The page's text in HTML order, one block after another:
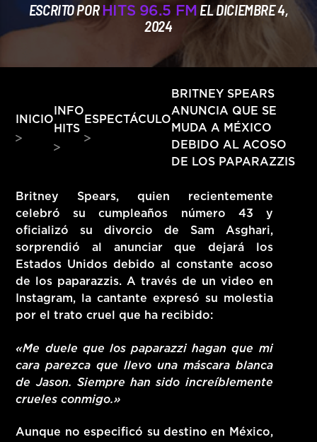
ESCRITO POR HITS 96.5 FM EL DICIEMBRE 4,
2024
INICIO
INFO
HITS
ESPECTÁCULO
BRITNEY SPEARS
ANUNCIA QUE SE
MUDA A MÉXICO
DEBIDO AL ACOSO
DE LOS PAPARAZZIS
Britney Spears, quien recientemente
celebró su cumpleaños número 43 y
oficializó su divorcio de Sam Asghari,
sorprendió al anunciar que dejará los
Estados Unidos debido al constante acoso
de los paparazzis. A través de un video en
Instagram, la cantante expresó su molestia
por el trato cruel que ha recibido:
«Me duele que los paparazzi hagan que mi
cara parezca que llevo una máscara blanca
de Jason. Siempre han sido increíblemente
crueles conmigo.»
Aunque no especificó su destino en México,